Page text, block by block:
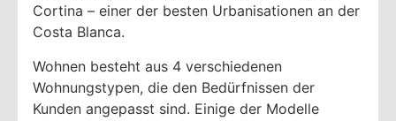
Cortina – einer der besten Urbanisationen an der
Costa Blanca.
Wohnen besteht aus 4 verschiedenen
Wohnungstypen, die den Bedürfnissen der
Kunden angepasst sind. Einige der Modelle